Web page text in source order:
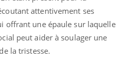
attentivement ses
offrant une épaule sur laquelle
peut aider à soulager une
la tristesse.